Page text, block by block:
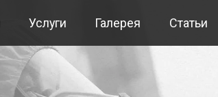
Услуги Галерея Статьи